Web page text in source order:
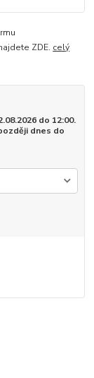
ZDE. celý
do 12:00.
dnes do